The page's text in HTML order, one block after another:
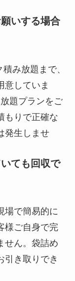
いする場合
み放題まで、
意していま
題プランをご
もりで正確な
発生しませ
ても回収で
場で簡易的に
様ご自身で完
せん。袋詰め
引き取りでき